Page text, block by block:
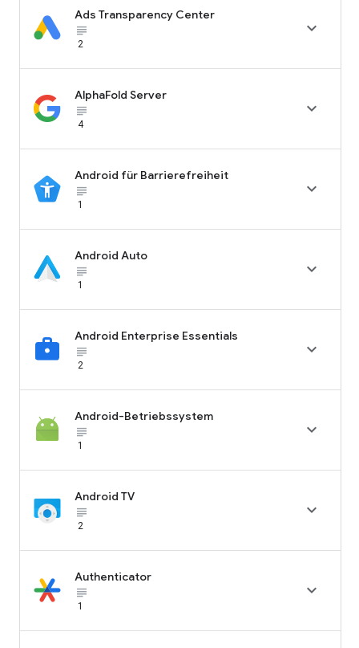
Ads Transparency Center
subject_black
2

AlphaFold Server
subject_black
4

Android für Barrierefreiheit
subject_black
1

Android Auto
subject_black
1

Android Enterprise Essentials
subject_black
2

Android-Betriebssystem
subject_black
1

Android TV
subject_black
2

Authenticator
subject_black
1
